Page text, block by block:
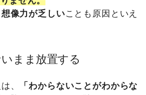
想像力が乏しいことも原因といえ
まま放置する
、
「わからないことがわからな